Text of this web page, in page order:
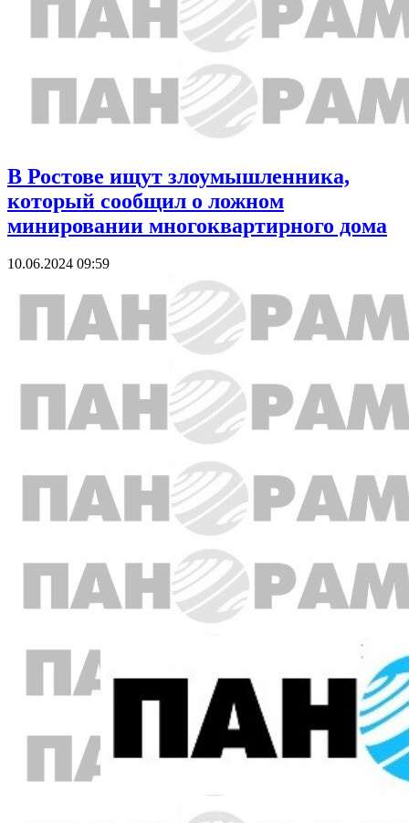
В Ростове ищут злоумышленника,
который сообщил о ложном
минировании многоквартирного дома
10.06.2024 09:59